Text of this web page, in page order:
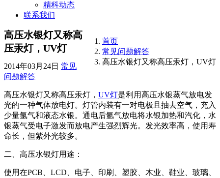
精科动态
联系我们
首页
常见问题解答
高压水银灯又称高压汞灯，UV灯
高压水银灯又称高
压汞灯，UV灯
2014年03月24日 常见
问题解答
高压水银灯又称高压汞灯， UV灯是利用高压水银蒸气放电发
光的一种气体放电灯。灯管内装有一对电极且抽去空气，充入
少量氩气和液态水银。通电后氩气放电将水银加热和汽化，水
银蒸气受电子激发而放电产生强烈辉光。发光效率高，使用寿
命长，但紫外光较多。
二、高压水银灯用途：
使用在PCB、LCD、电子、印刷、塑胶、木业、鞋业、玻璃、